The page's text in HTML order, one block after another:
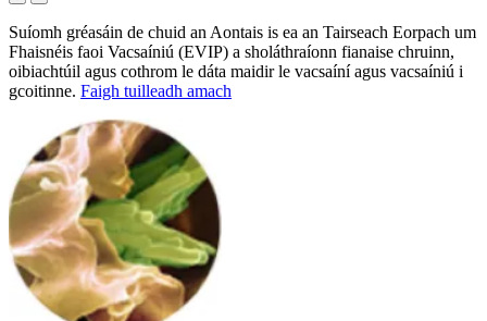
Previous
Next
Suíomh gréasáin de chuid an Aontais is ea an Tairseach Eorpach um
Fhaisnéis faoi Vacsaíniú (EVIP) a sholáthraíonn fianaise chruinn,
oibiachtúil agus cothrom le dáta maidir le vacsaíní agus vacsaíniú i
gcoitinne. Faigh tuilleadh amach